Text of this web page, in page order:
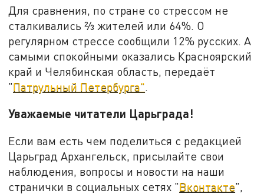
Для сравнения, по стране со стрессом не
сталкивались ⅔ жителей или 64%. О
регулярном стрессе сообщили 12% русских. А
самыми спокойными оказались Красноярский
край и Челябинская область, передаёт
"Патрульный Петербурга"
Уважаемые читатели Царьграда!
Если вам есть чем поделиться с редакцией
Царьград Архангельск, присылайте свои
наблюдения, вопросы и новости на наши
странички в социальных сетях "Вконтакте",